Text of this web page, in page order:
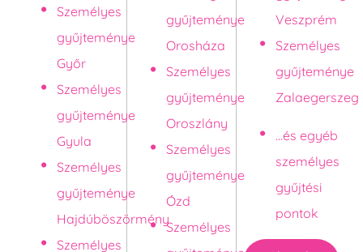
Személyes
gyűjteménye
Győr
Személyes
gyűjteménye
Gyula
Személyes
gyűjteménye
Hajdúböszörmény
Személyes
gyűjteménye
Orosháza
Személyes
gyűjteménye
Oroszlány
Személyes
gyűjteménye
Ózd
Személyes
Veszprém
Személyes
gyűjteménye
Zalaegerszeg
...és egyéb
személyes
gyűjtési
pontok